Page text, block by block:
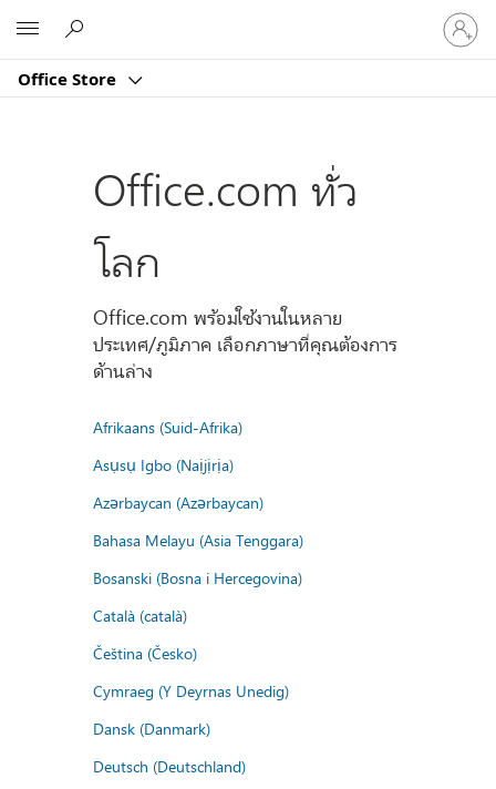
Office Store
ลงชื่อ
เข้า
บัญชี
Office.com ทั่ว
โลก
Office.com พร้อมใช้งานในหลาย
ประเทศ/ภูมิภาค เลือกภาษาที่คุณต้องการ
ด้านล่าง
Afrikaans (Suid-Afrika)
Asụsụ Igbo (Naịjịrịa)
Azərbaycan (Azərbaycan)
Bahasa Melayu (Asia Tenggara)
Bosanski (Bosna i Hercegovina)
Català (català)
Čeština (Česko)
Cymraeg (Y Deyrnas Unedig)
Dansk (Danmark)
Deutsch (Deutschland)